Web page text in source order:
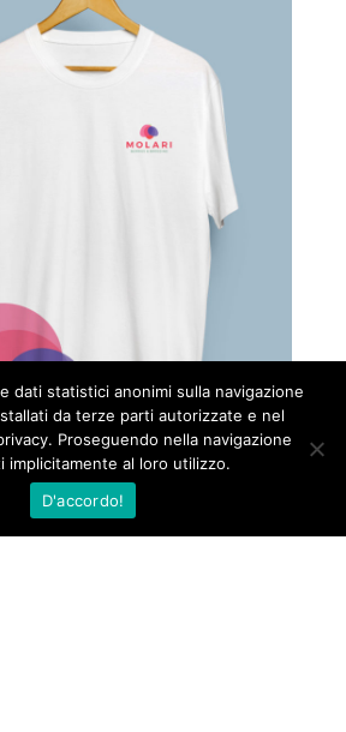
dati statistici anonimi sulla navigazione
da terze parti autorizzate e nel
Proseguendo nella navigazione
implicitamente al loro utilizzo.
D'accordo!